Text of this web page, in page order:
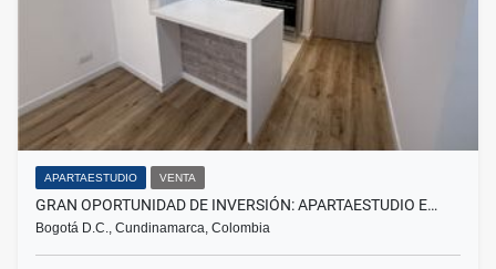
APARTAESTUDIO VENTA
GRAN OPORTUNIDAD DE INVERSIÓN: APARTAESTUDIO E…
Bogotá D.C., Cundinamarca, Colombia